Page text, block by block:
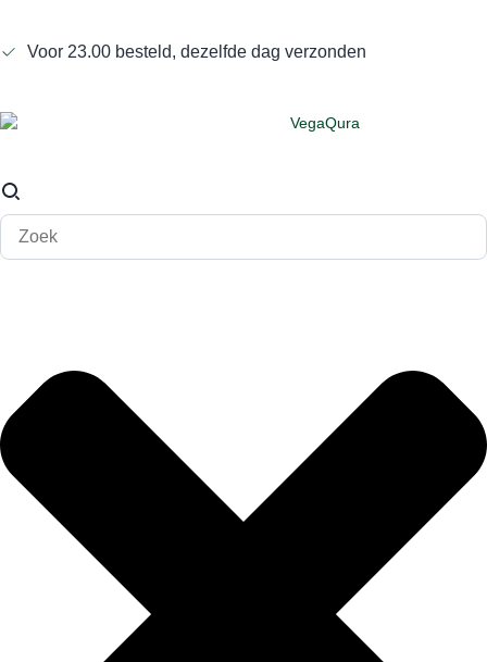
Voor 23.00 besteld, dezelfde dag verzonden